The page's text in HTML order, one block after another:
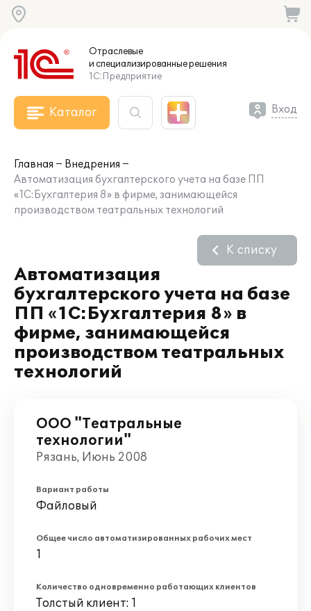
Отраслевые
и специализированныерешения
1С:Предприятие
Каталог Вход
Главная
Внедрения
Автоматизация бухгалтерского учета на базе ПП
«1С:Бухгалтерия 8» в фирме, занимающейся
производством театральных технологий
Автоматизация
бухгалтерского учета на базе
ПП «1С:Бухгалтерия 8» в
фирме, занимающейся
производством театральных
технологий
К списку
ООО "Театральные
технологии"
Рязань, Июнь 2008
Вариант работы
Файловый
Общее число автоматизированных рабочих мест
1
Количество одновременно работающих клиентов
Толстый клиент: 1